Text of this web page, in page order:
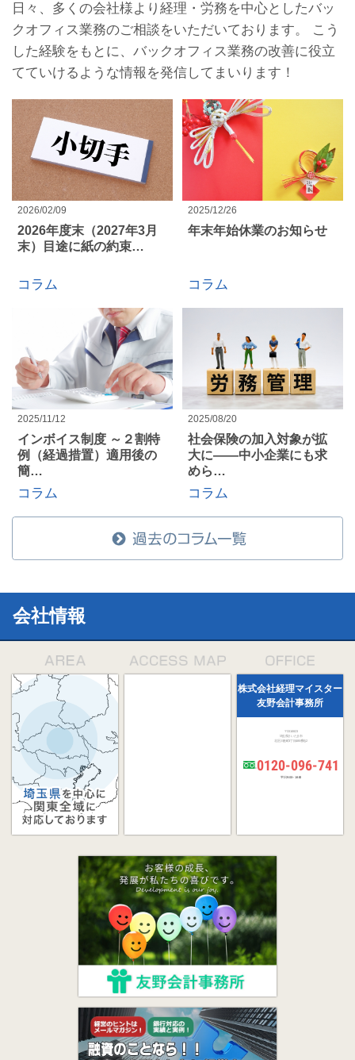
日々、多くの会社様より経理・労務を中心としたバッ
クオフィス業務のご相談をいただいております。 こう
した経験をもとに、バックオフィス業務の改善に役立
てていけるような情報を発信してまいります！
2026/02/09
2026年度末（2027年3月
末）目途に紙の約束…
コラム
2025/12/26
年末年始休業のお知らせ
コラム
2025/11/12
インボイス制度 ～２割特
例（経過措置）適用後の
簡…
コラム
2025/08/20
社会保険の加入対象が拡
大に――中小企業にも求
めら…
コラム
会社情報
株式会社経理マイスター
友野会計事務所
〒331-0823
埼玉県さいたま市
北区日進町3丁目485番地2
0120-096-741
平日 9:00～18:00